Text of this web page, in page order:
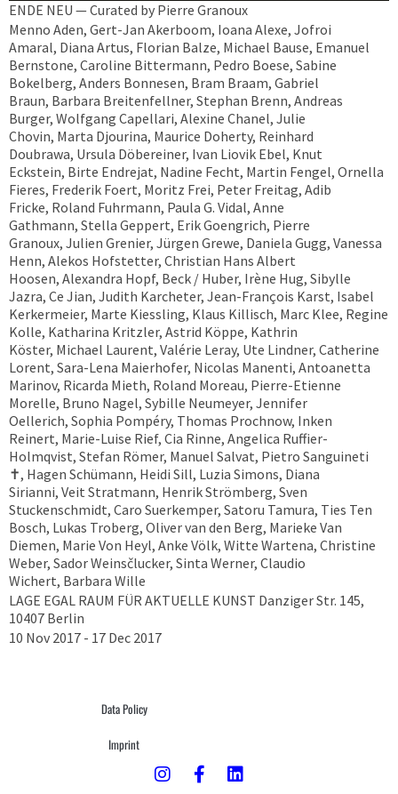
ENDE NEU — Curated by Pierre Granoux
Menno Aden, Gert-Jan Akerboom, Ioana Alexe, Jofroi
Amaral, Diana Artus, Florian Balze, Michael Bause, Emanuel
Bernstone, Caroline Bittermann, Pedro Boese, Sabine
Bokelberg, Anders Bonnesen, Bram Braam, Gabriel
Braun, Barbara Breitenfellner, Stephan Brenn, Andreas
Burger, Wolfgang Capellari, Alexine Chanel, Julie
Chovin, Marta Djourina, Maurice Doherty, Reinhard
Doubrawa, Ursula Döbereiner, Ivan Liovik Ebel, Knut
Eckstein, Birte Endrejat, Nadine Fecht, Martin Fengel, Ornella
Fieres, Frederik Foert, Moritz Frei, Peter Freitag, Adib
Fricke, Roland Fuhrmann, Paula G. Vidal, Anne
Gathmann, Stella Geppert, Erik Goengrich, Pierre
Granoux, Julien Grenier, Jürgen Grewe, Daniela Gugg, Vanessa
Henn, Alekos Hofstetter, Christian Hans Albert
Hoosen, Alexandra Hopf, Beck / Huber, Irène Hug, Sibylle
Jazra, Ce Jian, Judith Karcheter, Jean-François Karst, Isabel
Kerkermeier, Marte Kiessling, Klaus Killisch, Marc Klee, Regine
Kolle, Katharina Kritzler, Astrid Köppe, Kathrin
Köster, Michael Laurent, Valérie Leray, Ute Lindner, Catherine
Lorent, Sara-Lena Maierhofer, Nicolas Manenti, Antoanetta
Marinov, Ricarda Mieth, Roland Moreau, Pierre-Etienne
Morelle, Bruno Nagel, Sybille Neumeyer, Jennifer
Oellerich, Sophia Pompéry, Thomas Prochnow, Inken
Reinert, Marie-Luise Rief, Cia Rinne, Angelica Ruffier-
Holmqvist, Stefan Römer, Manuel Salvat, Pietro Sanguineti
✝︎, Hagen Schümann, Heidi Sill, Luzia Simons, Diana
Sirianni, Veit Stratmann, Henrik Strömberg, Sven
Stuckenschmidt, Caro Suerkemper, Satoru Tamura, Ties Ten
Bosch, Lukas Troberg, Oliver van den Berg, Marieke Van
Diemen, Marie Von Heyl, Anke Völk, Witte Wartena, Christine
Weber, Sador Weinsčlucker, Sinta Werner, Claudio
Wichert, Barbara Wille
LAGE EGAL RAUM FÜR AKTUELLE KUNST Danziger Str. 145,
10407 Berlin
10 Nov 2017 - 17 Dec 2017
Data Policy
Imprint